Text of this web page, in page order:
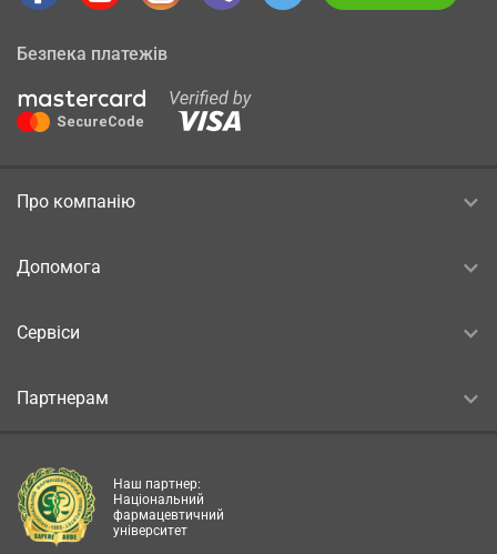
Безпека платежів
Про компанію
Допомога
Сервіси
Партнерам
Наш партнер:
Національний
фармацевтичний
університет